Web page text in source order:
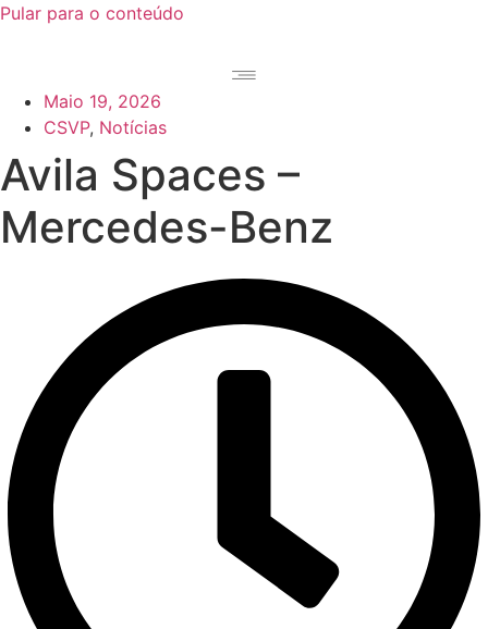
Pular para o conteúdo
Maio 19, 2026
CSVP, Notícias
Avila Spaces –
Mercedes-Benz